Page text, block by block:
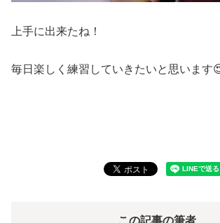
上手に出来たね！
毎日楽しく練習していきたいと思います
この記事の筆者